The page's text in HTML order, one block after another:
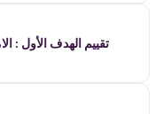
تقييم الهدف الأول :